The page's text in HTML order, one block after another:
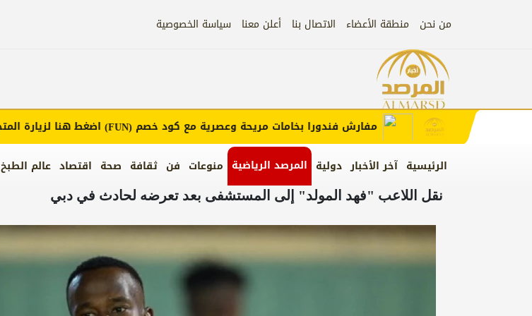
من نحن منطقة الأعضاء الاتصال بنا أعلن معنا سياسة الخصوصية
الرئيسية آخر الأخبار دولية المرصد الرياضية منوعات فن ثقافة صحة اقتصاد عالم الطبخ
مفارش فندورا بخامات مريحة وعصرية مع كود خصم (FUN)اضغط هنا لزيارة المتجر
نقل اللاعب "فهد المولد" إلى المستشفى بعد تعرضه لحادث في دبي